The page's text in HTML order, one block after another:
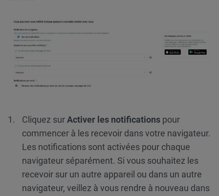
Cliquez surActiver les notifications pour
commencer à les recevoir dans votre navigateur.
Les notifications sont activées pour chaque
navigateur séparément. Si vous souhaitez les
recevoir sur un autre appareil ou dans un autre
navigateur, veillez à vous rendre à nouveau dans